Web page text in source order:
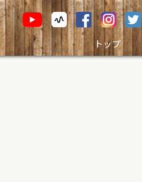
トップ